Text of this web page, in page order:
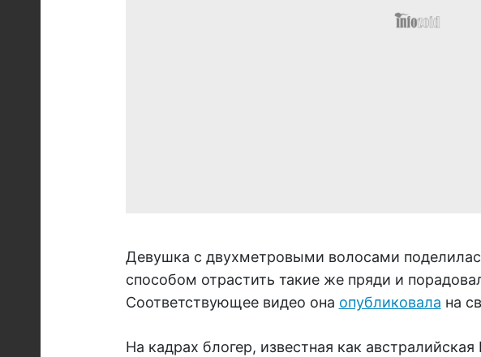
Девушка с двухметровыми волосами
способом отрастить такие же пряди и
Соответствующее видео она опубликовала на
На кадрах блогер, известная как австралийская